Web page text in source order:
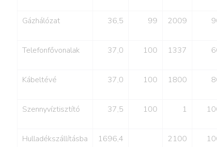
Gázhálózat 36,5 99 2009
Telefonfővonalak 37,0 100 1337
Kábeltévé 37,0 100 1800
Szennyvíztisztító 37,5 100 1
Hulladékszállításba
1696,4
2100